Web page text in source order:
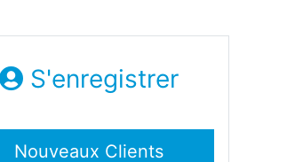
S'enregistrer